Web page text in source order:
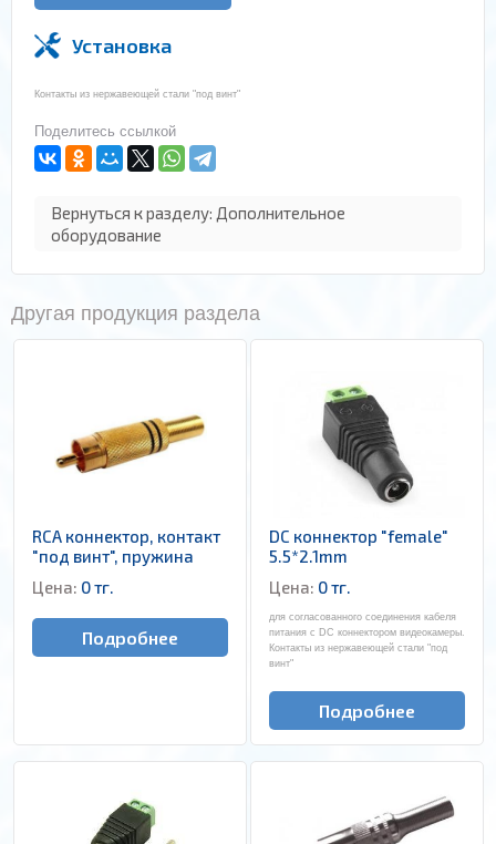
Установка
Контакты из нержавеющей стали "под винт"
Поделитесь ссылкой
Вернуться к разделу: Дополнительное
оборудование
Другая продукция раздела
RCA коннектор, контакт
"под винт", пружина
Цена: 0 тг.
Подробнее
DC коннектор "female"
5.5*2.1mm
Цена: 0 тг.
для согласованного соединения кабеля
питания с DC коннектором видеокамеры.
Контакты из нержавеющей стали "под
винт"
Подробнее